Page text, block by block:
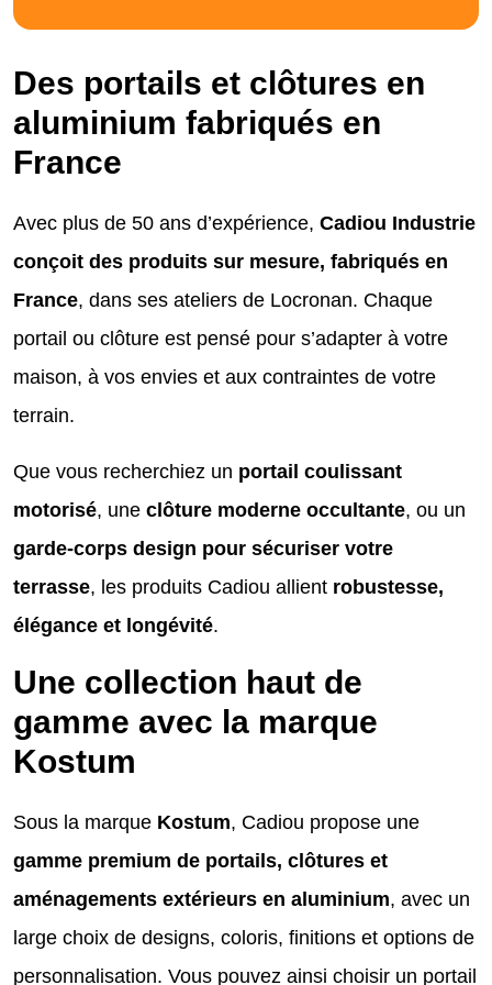
Des portails et clôtures en
aluminium fabriqués en
France
Avec plus de 50 ans d’expérience, Cadiou Industrie
conçoit des produits sur mesure, fabriqués en
France, dans ses ateliers de Locronan. Chaque
portail ou clôture est pensé pour s’adapter à votre
maison, à vos envies et aux contraintes de votre
terrain.
Que vous recherchiez un portail coulissant
motorisé, une clôture moderne occultante, ou un
garde-corps design pour sécuriser votre
terrasse, les produits Cadiou allient robustesse,
élégance et longévité.
Une collection haut de
gamme avec la marque
Kostum
Sous la marque Kostum, Cadiou propose une
gamme premium de portails, clôtures et
aménagements extérieurs en aluminium, avec un
large choix de designs, coloris, finitions et options de
personnalisation. Vous pouvez ainsi choisir un portail